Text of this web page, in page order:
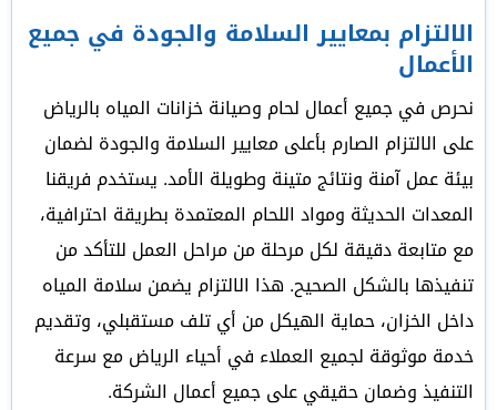
الالتزام بمعايير السلامة والجودة في جميع
الأعمال
نحرص في جميع أعمال لحام وصيانة خزانات المياه بالرياض
على الالتزام الصارم بأعلى معايير السلامة والجودة لضمان
بيئة عمل آمنة ونتائج متينة وطويلة الأمد. يستخدم فريقنا
المعدات الحديثة ومواد اللحام المعتمدة بطريقة احترافية،
مع متابعة دقيقة لكل مرحلة من مراحل العمل للتأكد من
تنفيذها بالشكل الصحيح. هذا الالتزام يضمن سلامة المياه
داخل الخزان، حماية الهيكل من أي تلف مستقبلي، وتقديم
خدمة موثوقة لجميع العملاء في أحياء الرياض مع سرعة
التنفيذ وضمان حقيقي على جميع أعمال الشركة.